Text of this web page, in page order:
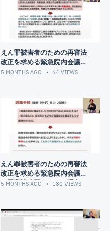
えん罪被害者のための再審法
改正を求める緊急院内会議
（2026年2月25日開催）
5 MONTHS AGO 64 VIEWS
えん罪被害者のための再審法
改正を求める緊急院内会議
（再審法改正をめぐる現在の
5 MONTHS AGO 180 VIEWS